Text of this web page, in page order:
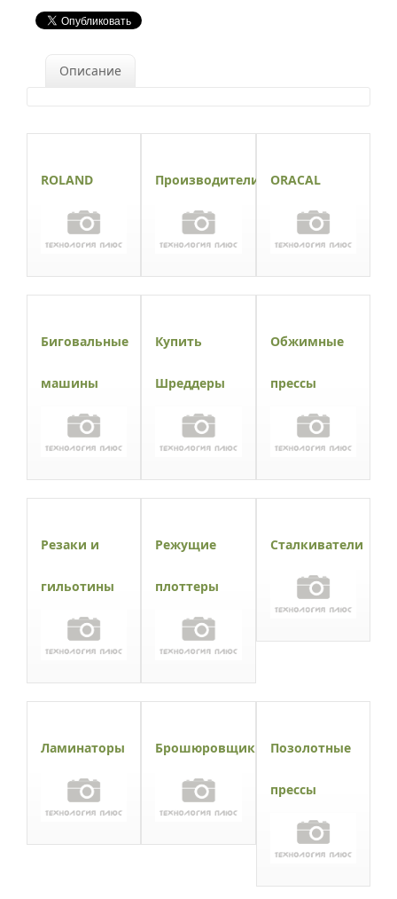
Описание
ROLAND Производители ORACAL
Биговальные
машины
Купить
Шреддеры
Обжимные
прессы
Резаки и
гильотины
Режущие
плоттеры
Сталкиватели
Ламинаторы Брошюровщики Позолотные
прессы